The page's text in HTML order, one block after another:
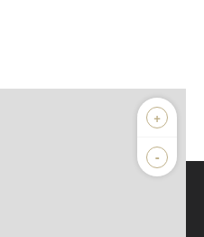
+
-